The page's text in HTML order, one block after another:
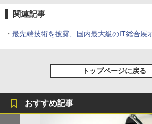
関連記事
・ 最先端技術を披露、国内最大級のIT総合展
トップページに戻る
おすすめ記事